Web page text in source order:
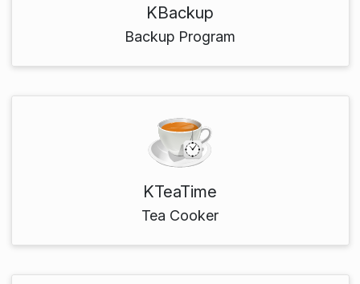
KBackup
Backup Program
KTeaTime
Tea Cooker